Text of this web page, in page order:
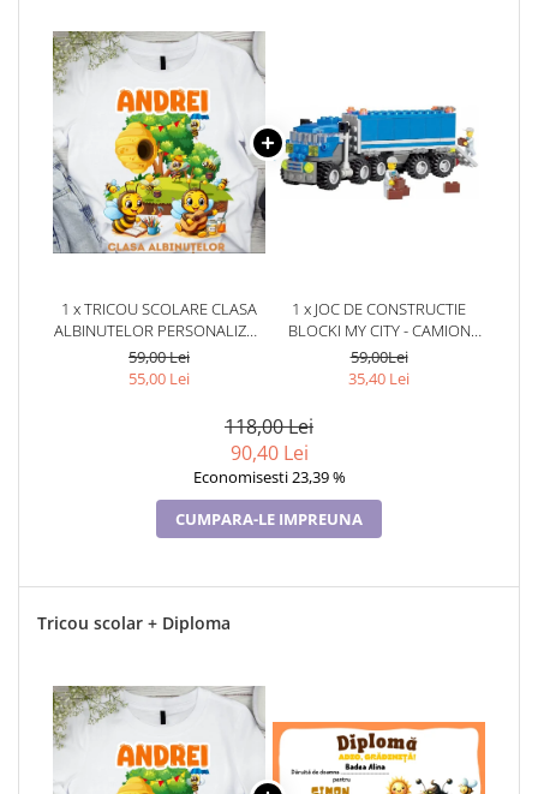
1 x TRICOU SCOLARE CLASA
ALBINUTELOR PERSONALIZAT
PENTRU ABSOLVENTI DE
SCOALA SAU GRADINITA
59,00 Lei
55,00 Lei
1 x JOC DE CONSTRUCTIE
BLOCKI MY CITY - CAMION
(163 PIESE)
59,00Lei
35,40 Lei
118,00 Lei
90,40 Lei
Economisesti 23,39 %
CUMPARA-LE IMPREUNA
Tricou scolar + Diploma